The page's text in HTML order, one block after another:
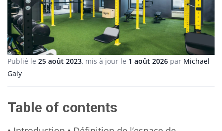
Publié le 25 août 2023, mis à jour le 1 août 2026 par Michaël
Galy
Table of contents